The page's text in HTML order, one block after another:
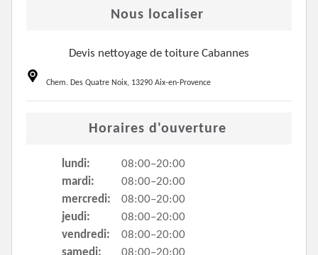
Nous localiser
Devis nettoyage de toiture Cabannes
Chem. Des Quatre Noix, 13290 Aix-en-Provence
Horaires d'ouverture
lundi:
08:00–20:00
mardi:
08:00–20:00
mercredi:
08:00–20:00
jeudi:
08:00–20:00
vendredi:
08:00–20:00
samedi:
08:00–20:00